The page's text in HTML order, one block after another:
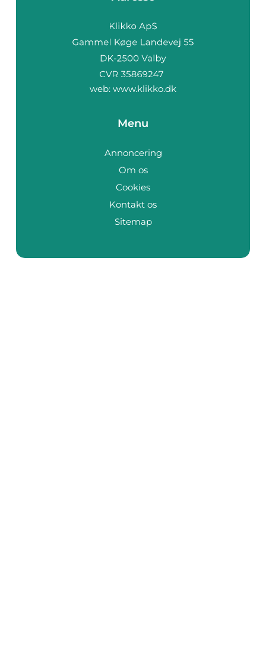
web: www.klikko.dk
Menu
Annoncering
Om os
Cookies
Kontakt os
Sitemap